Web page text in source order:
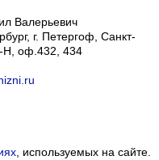
Валерьевич
г. Петергоф Санкт-
Н, оф.432, 434
, используемых на сайте.